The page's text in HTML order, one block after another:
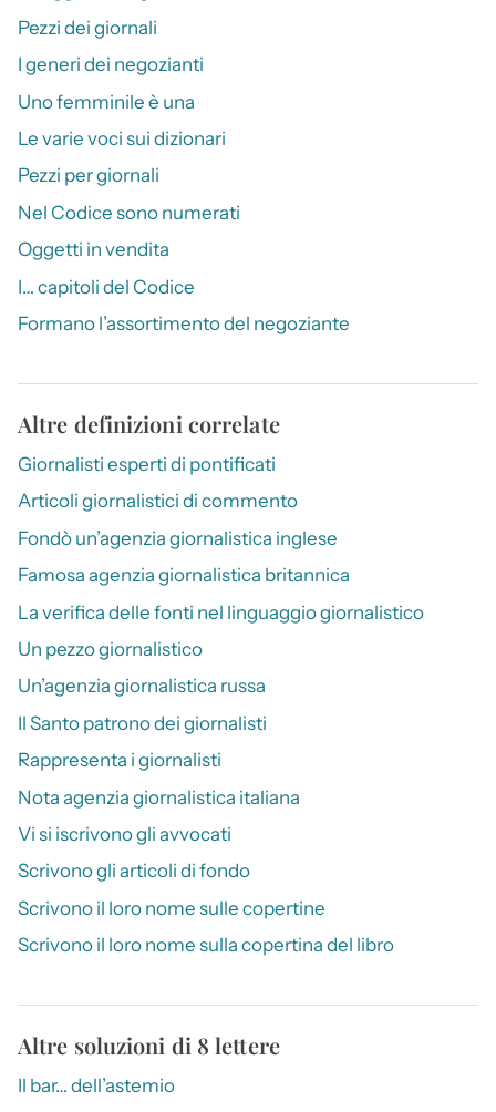
Pezzi dei giornali
I generi dei negozianti
Uno femminile è una
Le varie voci sui dizionari
Pezzi per giornali
Nel Codice sono numerati
Oggetti in vendita
I… capitoli del Codice
Formano l’assortimento del negoziante
Altre definizioni correlate
Giornalisti esperti di pontificati
Articoli giornalistici di commento
Fondò un’agenzia giornalistica inglese
Famosa agenzia giornalistica britannica
La verifica delle fonti nel linguaggio giornalistico
Un pezzo giornalistico
Un’agenzia giornalistica russa
Il Santo patrono dei giornalisti
Rappresenta i giornalisti
Nota agenzia giornalistica italiana
Vi si iscrivono gli avvocati
Scrivono gli articoli di fondo
Scrivono il loro nome sulle copertine
Scrivono il loro nome sulla copertina del libro
Altre soluzioni di 8 lettere
Il bar… dell’astemio